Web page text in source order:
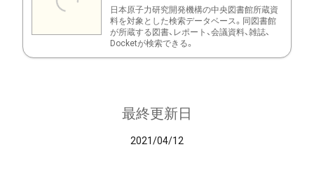
日本原子力研究開発機構の中央図書館所蔵資
料を対象とした検索データベース。同図書館
が所蔵する図書、レポート、会議資料、雑誌、
Docketが検索できる。
最終更新日
2021/04/12